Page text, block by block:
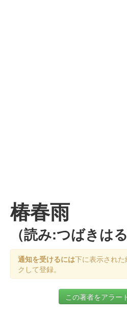
椿春雨
（読み:つばきは
通知を受けるには下に表示され
クして登録。
この著者をアラー